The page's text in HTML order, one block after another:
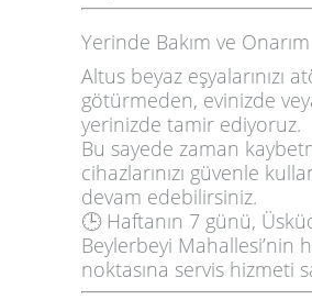
Yerinde Bakım ve
Altus beyaz eşyalarınızı
götürmeden, evinizde
yerinizde tamir ediyoruz.
Bu sayede zaman
cihazlarınızı güvenle
devam edebilirsiniz.
🕒 Haftanın 7 günü,
Beylerbeyi Mahallesi’nin
noktasına servis hizmeti